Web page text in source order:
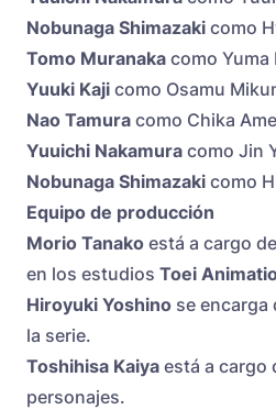
Nobunaga Shimazaki como
Tomo Muranaka como Yuma
Yuuki Kaji como Osamu
Nao Tamura como Chika
Yuuichi Nakamura como Jin
Nobunaga Shimazaki como
Equipo de producción
Morio Tanako está a cargo
en los estudios Toei
Hiroyuki Yoshino se encarga
la serie.
Toshihisa Kaiya está a cargo
personajes.